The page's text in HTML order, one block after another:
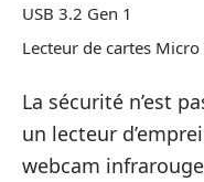
USB 3.2 Gen 1
Lecteur de cartes Micro
La sécurité n’est
un lecteur
webcam